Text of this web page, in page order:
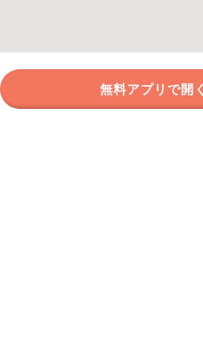
無料アプリで開く